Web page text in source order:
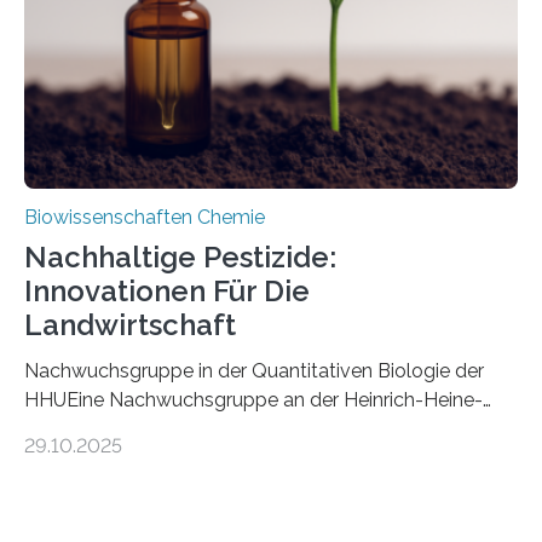
stellt gleichzeitig den ersten Fossilfund einer
Mückenlarve aus dem Mesozoikum dar, denn…
Biowissenschaften Chemie
Nachhaltige Pestizide:
Innovationen Für Die
Landwirtschaft
Nachwuchsgruppe in der Quantitativen Biologie der
HHUEine Nachwuchsgruppe an der Heinrich-Heine-
fünf Jahren erforschen, wie Bakterien auf
29.10.2025